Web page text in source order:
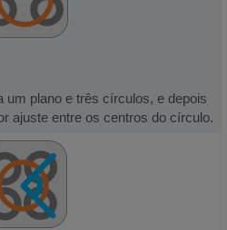
um plano e três círculos, e depois
ajuste entre os centros do círculo.